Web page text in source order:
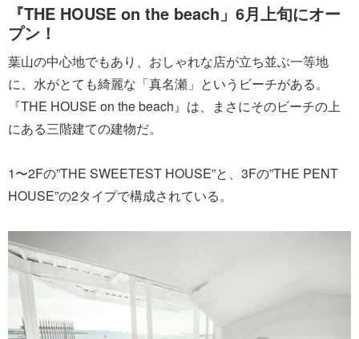
『THE HOUSE on the beach」6月上旬にオー
プン！
葉山の中心地でもあり、おしゃれな店が立ち並ぶ一等地
に、水がとても綺麗な「真名瀬」というビーチがある。
『THE HOUSE on the beach』は、まさにそのビーチの上
にある三階建ての建物だ。
1〜2Fの”THE SWEETEST HOUSE”と、3Fの”THE PENT
HOUSE”の2タイプで構成されている。